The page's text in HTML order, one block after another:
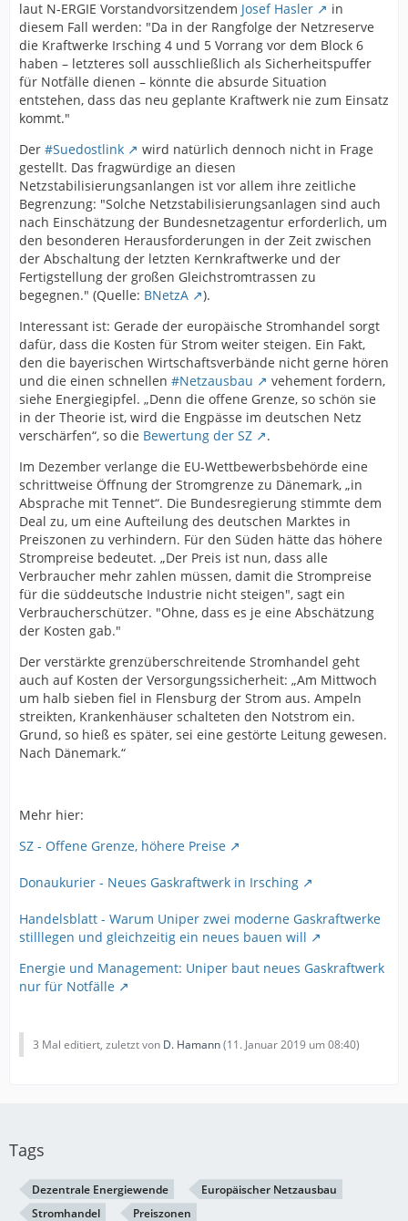
laut N-ERGIE Vorstandvorsitzendem Josef Hasler
in
diesem Fall werden: "Da in der Rangfolge der Netzreserve
die Kraftwerke Irsching 4 und 5 Vorrang vor dem Block 6
haben – letzteres soll ausschließlich als Sicherheitspuffer
für Notfälle dienen – könnte die absurde Situation
entstehen, dass das neu geplante Kraftwerk nie zum Einsatz
kommt."
Der #Suedostlink
wird natürlich dennoch nicht in Frage
gestellt. Das fragwürdige an diesen
Netzstabilisierungsanlangen ist vor allem ihre zeitliche
Begrenzung: "Solche Netzstabilisierungsanlagen sind auch
nach Einschätzung der Bundesnetzagentur erforderlich, um
den besonderen Herausforderungen in der Zeit zwischen
der Abschaltung der letzten Kernkraftwerke und der
Fertigstellung der großen Gleichstromtrassen zu
begegnen." (Quelle: BNetzA
).
Interessant ist: Gerade der europäische Stromhandel sorgt
dafür, dass die Kosten für Strom weiter steigen. Ein Fakt,
den die bayerischen Wirtschaftsverbände nicht gerne hören
und die einen schnellen #Netzausbau
vehement fordern,
siehe Energiegipfel. „Denn die offene Grenze, so schön sie
in der Theorie ist, wird die Engpässe im deutschen Netz
verschärfen“, so die Bewertung der SZ
.
Im Dezember verlange die EU-Wettbewerbsbehörde eine
schrittweise Öffnung der Stromgrenze zu Dänemark, „in
Absprache mit Tennet“. Die Bundesregierung stimmte dem
Deal zu, um eine Aufteilung des deutschen Marktes in
Preiszonen zu verhindern. Für den Süden hätte das höhere
Strompreise bedeutet. „Der Preis ist nun, dass alle
Verbraucher mehr zahlen müssen, damit die Strompreise
für die süddeutsche Industrie nicht steigen", sagt ein
Verbraucherschützer. "Ohne, dass es je eine Abschätzung
der Kosten gab."
Der verstärkte grenzüberschreitende Stromhandel geht
auch auf Kosten der Versorgungssicherheit: „Am Mittwoch
um halb sieben fiel in Flensburg der Strom aus. Ampeln
streikten, Krankenhäuser schalteten den Notstrom ein.
Grund, so hieß es später, sei eine gestörte Leitung gewesen.
Nach Dänemark.“
Mehr hier:
SZ - Offene Grenze, höhere Preise
Donaukurier - Neues Gaskraftwerk in Irsching
Handelsblatt - Warum Uniper zwei moderne Gaskraftwerke
stilllegen und gleichzeitig ein neues bauen will
Energie und Management: Uniper baut neues Gaskraftwerk
nur für Notfälle
3 Mal editiert, zuletzt von D. Hamann(11. Januar 2019 um 08:40)
Tags
Dezentrale Energiewende
Europäischer Netzausbau
Stromhandel
Preiszonen